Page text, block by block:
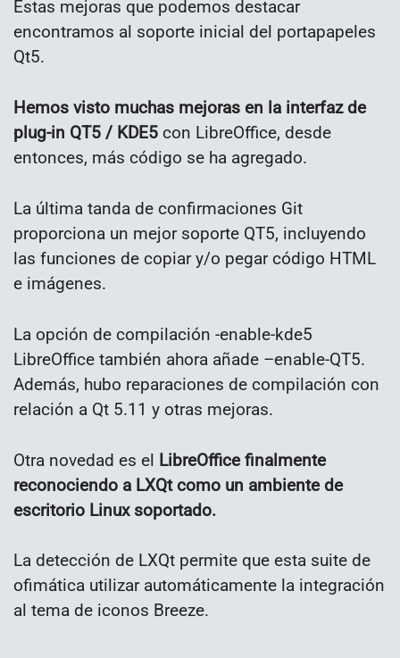
Estas mejoras que podemos destacar
encontramos al soporte inicial del portapapeles
Qt5.
Hemos visto muchas mejoras en la interfaz de
plug-in QT5 / KDE5 con LibreOffice, desde
entonces, más código se ha agregado.
La última tanda de confirmaciones Git
proporciona un mejor soporte QT5, incluyendo
las funciones de copiar y/o pegar código HTML
e imágenes.
La opción de compilación -enable-kde5
LibreOffice también ahora añade –enable-QT5.
Además, hubo reparaciones de compilación con
relación a Qt 5.11 y otras mejoras.
Otra novedad es el LibreOffice finalmente
reconociendo a LXQt como un ambiente de
escritorio Linux soportado.
La detección de LXQt permite que esta suite de
ofimática utilizar automáticamente la integración
al tema de iconos Breeze.